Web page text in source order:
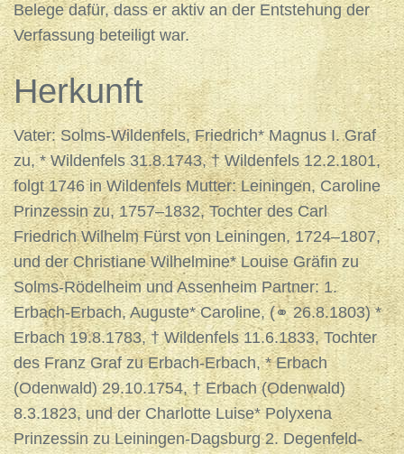
Belege dafür, dass er aktiv an der Entstehung der
Verfassung beteiligt war.
Herkunft
Vater: Solms-Wildenfels, Friedrich* Magnus I. Graf
zu, * Wildenfels 31.8.1743, † Wildenfels 12.2.1801,
folgt 1746 in Wildenfels Mutter: Leiningen, Caroline
Prinzessin zu, 1757–1832, Tochter des Carl
Friedrich Wilhelm Fürst von Leiningen, 1724–1807,
und der Christiane Wilhelmine* Louise Gräfin zu
Solms-Rödelheim und Assenheim Partner: 1.
Erbach-Erbach, Auguste* Caroline, (⚭ 26.8.1803) *
Erbach 19.8.1783, † Wildenfels 11.6.1833, Tochter
des Franz Graf zu Erbach-Erbach, * Erbach
(Odenwald) 29.10.1754, † Erbach (Odenwald)
8.3.1823, und der Charlotte Luise* Polyxena
Prinzessin zu Leiningen-Dagsburg 2. Degenfeld-